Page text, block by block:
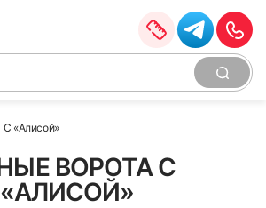
С «Алисой»
ВОРОТА С
«АЛИСОЙ»